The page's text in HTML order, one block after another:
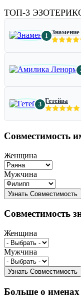
ТОП-3
1 Знамение
3 Гетейва
Совместимость
Женщина
Мужчина
Совместимость
Женщина
Мужчина
Больше о именах